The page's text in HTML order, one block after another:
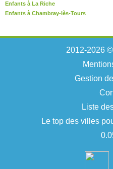
Enfants à La Riche
Enfants à Chambray-lès-Tours
2012-2026
Gestion
Liste
Le top des villes